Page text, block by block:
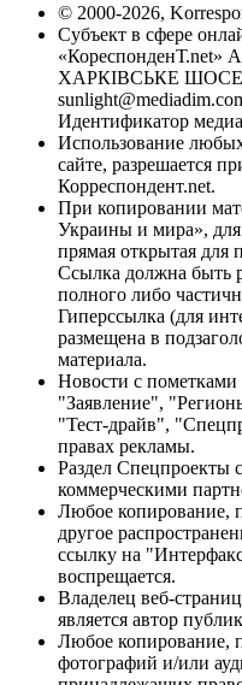
© 2000-2026,
Субъект в сфере
«КореспонденТ.net»
ХАРКІВСЬКЕ ШОСЕ,
Идентификатор
Использование
сайте, разрешается
Корреспондент.net.
При копировании
Украины и мира», для
прямая открытая для
Ссылка должна быть
полного либо
Гиперссылка (для
размещена в
материала.
Новости с
"Заявление",
"Тест-драйв",
правах рекламы.
Раздел Спецпроекты
коммерческими
Любое копирование,
другое
ссылку на
воспрещается.
Владелец веб-
является автор
Любое копирование,
фотографий и/или